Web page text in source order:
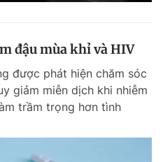
đậu mùa khỉ và HIV
được phát hiện chăm sóc
giảm miễn dịch khi nhiễm
trầm trọng hơn tình